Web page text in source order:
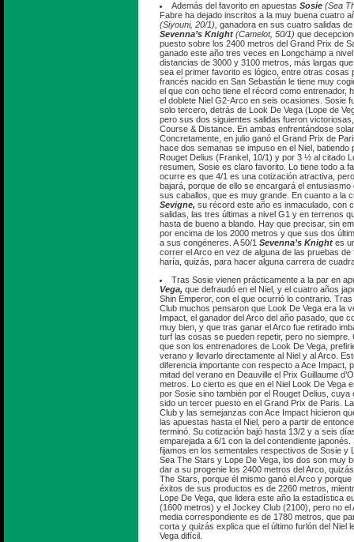
Además del favorito en apuestas Sosie (Sea
Fabre ha dejado inscritos a la muy buena cuatro
(Siyouni, 20/1), ganadora en sus cuatro salidas
Sevenna’s Knight (Camelot, 50/1) que
puesto sobre los 2400 metros del Grand Prix de
ganado este año tres veces en Longchamp a
distancias de 3000 y 3100 metros, más largas
sea el primer favorito es lógico, entre otras cosas
francés nacido en San Sebastián le tiene muy
el que con ocho tiene el récord como entrenador,
el doblete Niel G2-Arco en seis ocasiones. Sosie
solo tercero, detrás de Look De Vega (Lope de
pero sus dos siguientes salidas fueron
Course & Distance. En ambas enfrentándose
Concretamente, en julio ganó el Grand Prix de
hace dos semanas se impuso en el Niel,
Rouget Delius (Frankel, 10/1) y por 3 ½ al citado
resumen, Sosie es claro favorito. Lo tiene todo a
ocurre es que 4/1 es una cotización atractiva,
bajará, porque de ello se encargará el
sus caballos, que es muy grande. En cuanto a la
Sevigne, su récord este año es inmaculado, con
salidas, las tres últimas a nivel G1 y en terrenos
hasta de bueno a blando. Hay que precisar, sin
por encima de los 2000 metros y que sus dos
a sus congéneres. A 50/1 Sevenna’s Knight es
correr el Arco en vez de alguna de las pruebas de
haría, quizás, para hacer alguna carrera de
Tras Sosie vienen prácticamente a la par en
Vega, que defraudó en el Niel, y el cuatro años
Shin Emperor, con el que ocurrió lo contrario.
Club muchos pensaron que Look De Vega era la
Impact, el ganador del Arco del año pasado, que
muy bien, y que tras ganar el Arco fue retirado
turf las cosas se pueden repetir, pero no siempre.
que son los entrenadores de Look De Vega,
verano y llevarlo directamente al Niel y al Arco.
diferencia importante con respecto a Ace Impact,
mitad del verano en Deauville el Prix Guillaume
metros. Lo cierto es que en el Niel Look De Vega
por Sosie sino también por el Rouget Delius,
sido un tercer puesto en el Grand Prix de Paris.
Club y las semejanzas con Ace Impact hicieron
las apuestas hasta el Niel, pero a partir de
terminó. Su cotización bajó hasta 13/2 y a seis
emparejada a 6/1 con la del contendiente
fijamos en los sementales respectivos de Sosie y
Sea The Stars y Lope De Vega, los dos son muy
dar a su progenie los 2400 metros del Arco,
The Stars, porque él mismo ganó el Arco y
éxitos de sus productos es de 2260 metros,
Lope De Vega, que lidera este año la estadística
(1600 metros) y el Jockey Club (2100), pero no el
media correspondiente es de 1780 metros, que
corta y quizás explica que el último furlón del Niel
Vega difícil.